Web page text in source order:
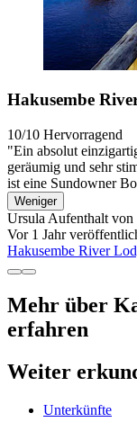
Hakusembe
10/10 Hervorragend
"Ein absolut
geräumig und sehr
ist eine Sundowner
Weniger
Ursula Aufenthalt von
Vor 1 Jahr
Hakusembe River
Mehr über
erfahren
Weiter
Unterkünfte